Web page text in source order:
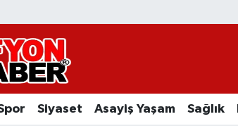
Siyaset Asayiş Yaşam Sağlık